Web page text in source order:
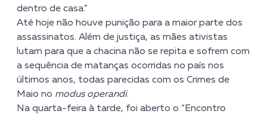
dentro de casa.”
Até hoje não houve punição para a maior parte dos
assassinatos. Além de justiça, as mães ativistas
lutam para que a chacina não se repita e sofrem com
a sequência de matanças ocorridas no país nos
últimos anos, todas parecidas com os Crimes de
Maio no modus operandi.
Na quarta-feira à tarde, foi aberto o “Encontro